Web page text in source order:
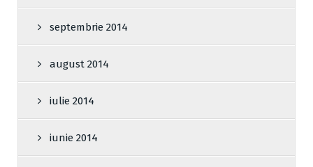
septembrie 2014
august 2014
iulie 2014
iunie 2014